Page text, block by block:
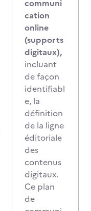
communi
cation
online
(supports
digitaux),
incluant
de façon
identifiabl
e, la
définition
de la ligne
éditoriale
des
contenus
digitaux.
Ce plan
de